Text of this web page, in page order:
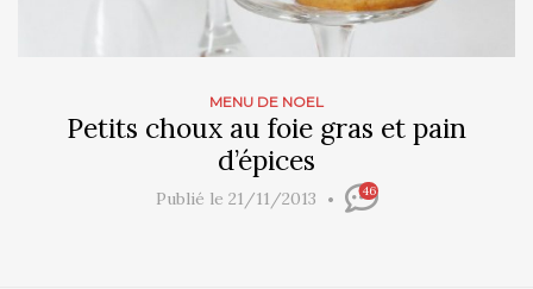
MENU DE NOEL
Petits choux au foie gras et pain
d’épices
Publié le 21/11/2013 46